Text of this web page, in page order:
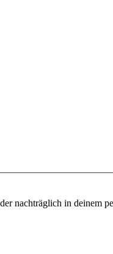
nachträglich in deinem